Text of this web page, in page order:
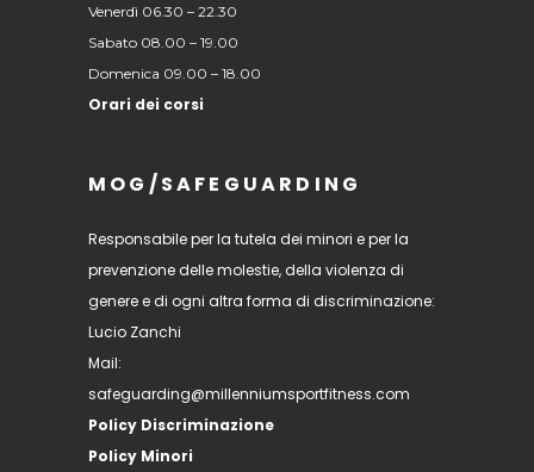
Venerdì 06.30 – 22.30
Sabato 08.00 – 19.00
Domenica 09.00 – 18.00
Orari dei corsi
MOG/SAFEGUARDING
Responsabile per la tutela dei minori e per la
prevenzione delle molestie, della violenza di
genere e di ogni altra forma di discriminazione:
Lucio Zanchi
Mail:
safeguarding@millenniumsportfitness.com
Policy Discriminazione
Policy Minori